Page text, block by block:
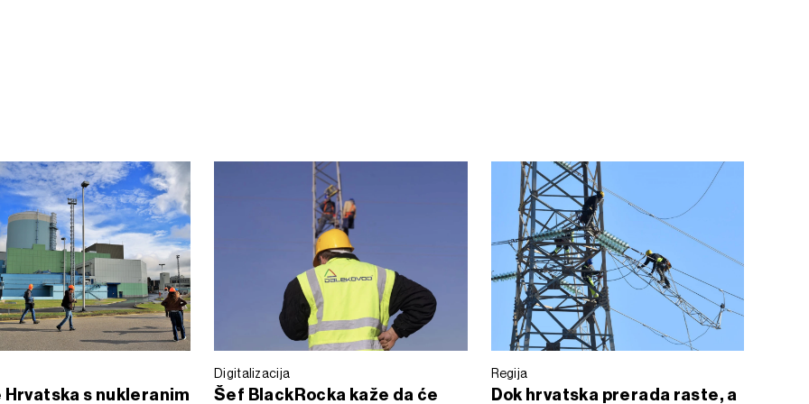
Hrvatska s nukleranim
Digitalizacija
Šef BlackRocka kaže da će
Regija
Dok hrvatska prerada raste, a